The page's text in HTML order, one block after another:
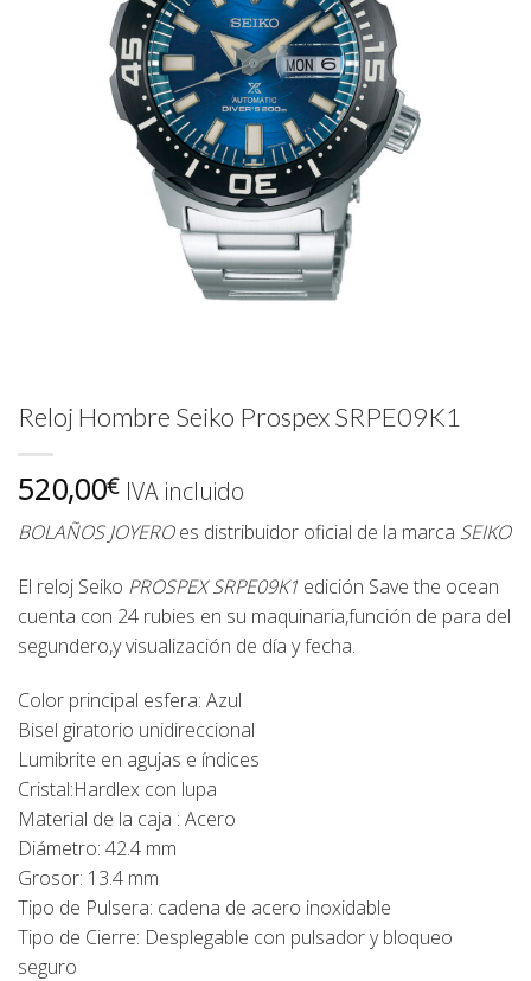
Reloj Hombre Seiko Prospex SRPE09K1
520,00€ IVA incluido
BOLAÑOS JOYEROes distribuidor oficial de la marca SEIKO
El reloj Seiko PROSPEX SRPE09K1 edición Save the ocean
cuenta con 24 rubies en su maquinaria,función de para del
segundero,y visualización de día y fecha.
Color principal esfera: Azul
Bisel giratorio unidireccional
Lumibrite en agujas e índices
Cristal:Hardlex con lupa
Material de la caja : Acero
Diámetro: 42.4 mm
Grosor: 13.4 mm
Tipo de Pulsera: cadena de acero inoxidable
Tipo de Cierre: Desplegable con pulsador y bloqueo
seguro